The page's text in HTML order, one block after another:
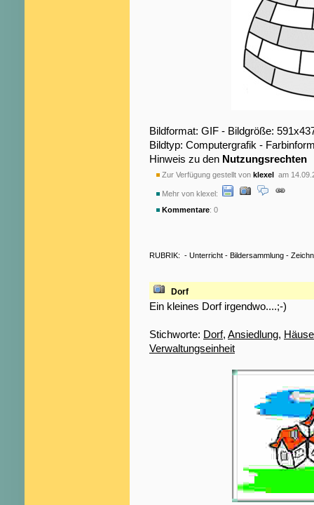
Bildformat: GIF - Bildgröße:
Bildtyp: Computergrafik -
Hinweis zu den Nutzungsrechten
Zur Verfügung gestellt von klexel am
Mehr von klexel:
Kommentare: 0
RUBRIK: - Unterricht - Bildersammlung -
Dorf
Ein kleines Dorf irgendwo....;-)
Stichworte: Dorf, Ansiedlung,
Verwaltungseinheit